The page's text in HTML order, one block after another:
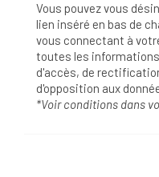
Vous pouvez vous
lien inséré en bas de
vous connectant à
toutes les informations
d'accès, de
d'opposition aux
*Voir conditions dans